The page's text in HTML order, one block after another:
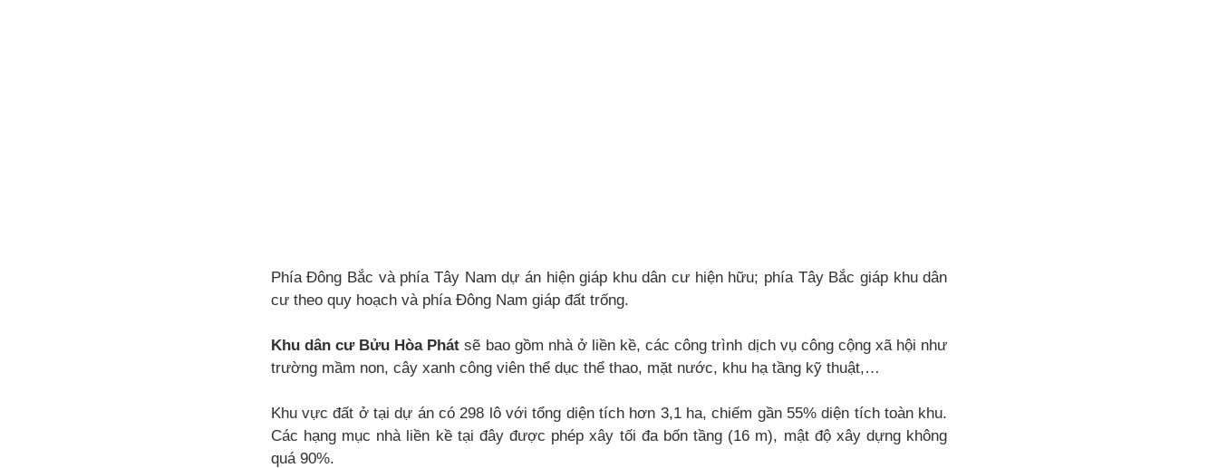
Phía Đông Bắc và phía Tây Nam dự án hiện giáp khu dân cư hiện hữu; phía Tây Bắc giáp khu dân
cư theo quy hoạch và phía Đông Nam giáp đất trống.
Khu dân cư Bửu Hòa Phát sẽ bao gồm nhà ở liền kề, các công trình dịch vụ công cộng xã hội như
trường mầm non, cây xanh công viên thể dục thể thao, mặt nước, khu hạ tầng kỹ thuật,…
Khu vực đất ở tại dự án có 298 lô với tổng diện tích hơn 3,1 ha, chiếm gần 55% diện tích toàn khu.
Các hạng mục nhà liền kề tại đây được phép xây tối đa bốn tầng (16 m), mật độ xây dựng không
quá 90%.